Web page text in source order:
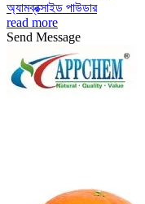
অ্যামব্রক্সাইড পাউডার
read more
Send Message